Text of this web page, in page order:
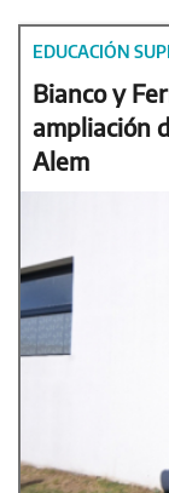
EDUCACIÓN
Bianco y
ampliación
Alem